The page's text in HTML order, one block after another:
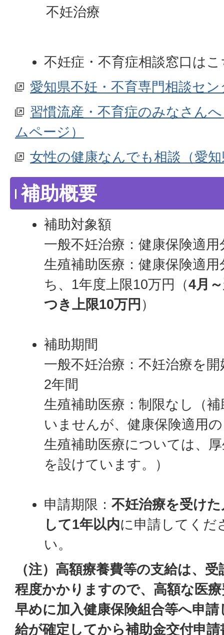
不妊治療
不妊症・不育症相談窓口は
愛知県不妊・不育専門相談セ
習慣流産・不育症のみなさん
ムページ）
女性の健康なんでも相談（愛
補助概要
補助対象額
一般不妊治療：健康保険適
生殖補助医療：健康保険適
ち、1年度上限10万円（4月
つき上限10万円 ）
補助期間
一般不妊治療：不妊治療を
2年間
生殖補助医療：制限なし（
いませんが、健康保険適用の
生殖補助医療については、
を設けています。）
申請期限：不妊治療を受け
して1年以内に申請してくだ
い。
（注）高額療養費等の支給は、
程度かかりますので、高額な医
早めに加入健康保険組合等へ申
給が確定してから補助金交付申請